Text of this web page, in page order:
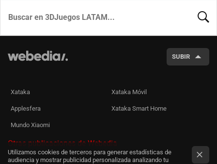
SUBIR
Xataka Xataka Móvil
Applesfera Xataka Smart Home
Mundo Xiaomi
Otras publicaciones de Webedia
Utilizamos cookies de terceros para generar estadísticas de
audiencia y mostrar publicidad personalizada analizando tu